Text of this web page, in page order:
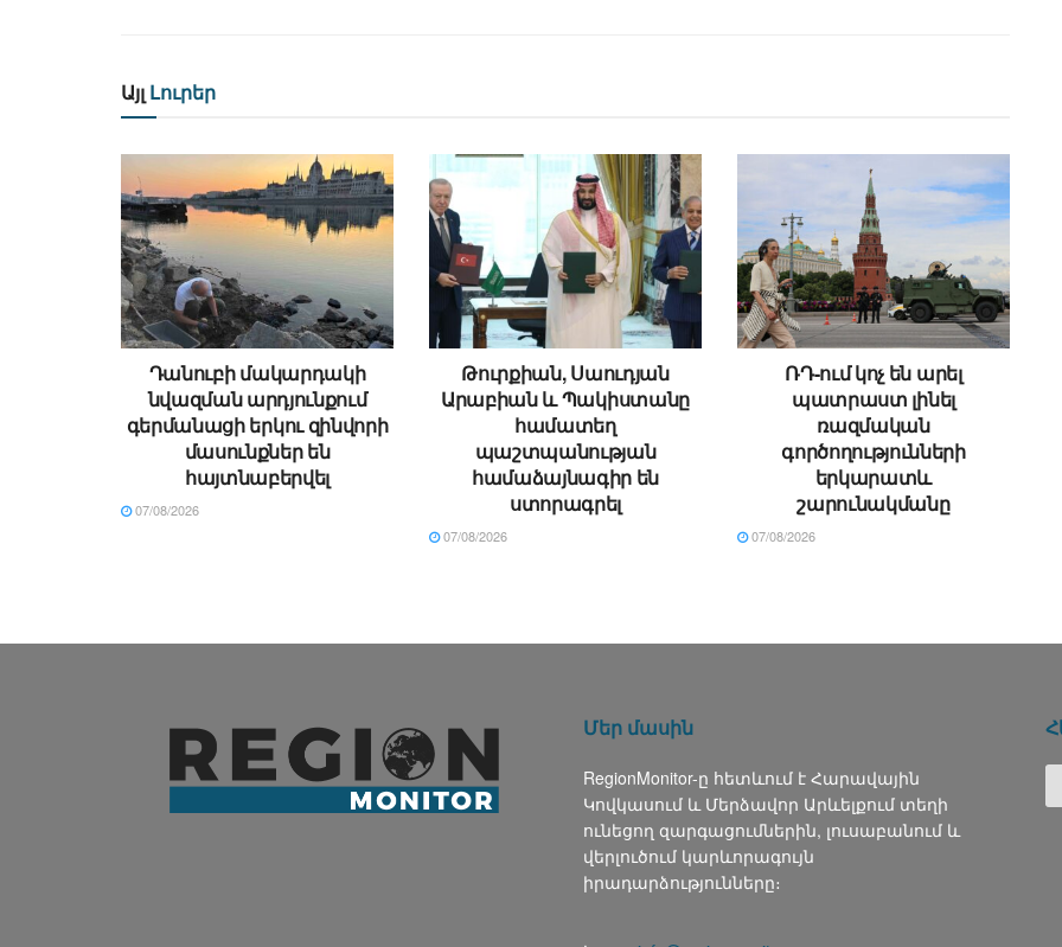
Այլ Լուրեր
Դանուբի մակարդակի
նվազման արդյունքում
գերմանացի երկու զինվորի
մասունքներ են
հայտնաբերվել
07/08/2026
Թուրքիան, Սաուդյան
Արաբիան և Պակիստանը
համատեղ
պաշտպանության
համաձայնագիր են
ստորագրել
07/08/2026
ՌԴ-ում կոչ են արել
պատրաստ լինել
ռազմական
գործողությունների
երկարատև
շարունակմանը
07/08/2026
Մեր մասին
RegionMonitor-ը հետևում է Հարավային
Կովկասում և Մերձավոր Արևելքում տեղի
ունեցող զարգացումներին, լուսաբանում և
վերլուծում կարևորագույն
իրադարձությունները։